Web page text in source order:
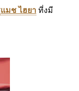
มช ไฮยา ที่งมี